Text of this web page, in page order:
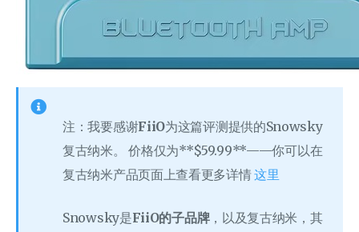
注：我要感谢FiiO为这篇评测提供的Snowsky
复古纳米。 价格仅为**$59.99**——你可以在
复古纳米产品页面上查看更多详情这里
Snowsky是FiiO的子品牌，以及复古纳米，其